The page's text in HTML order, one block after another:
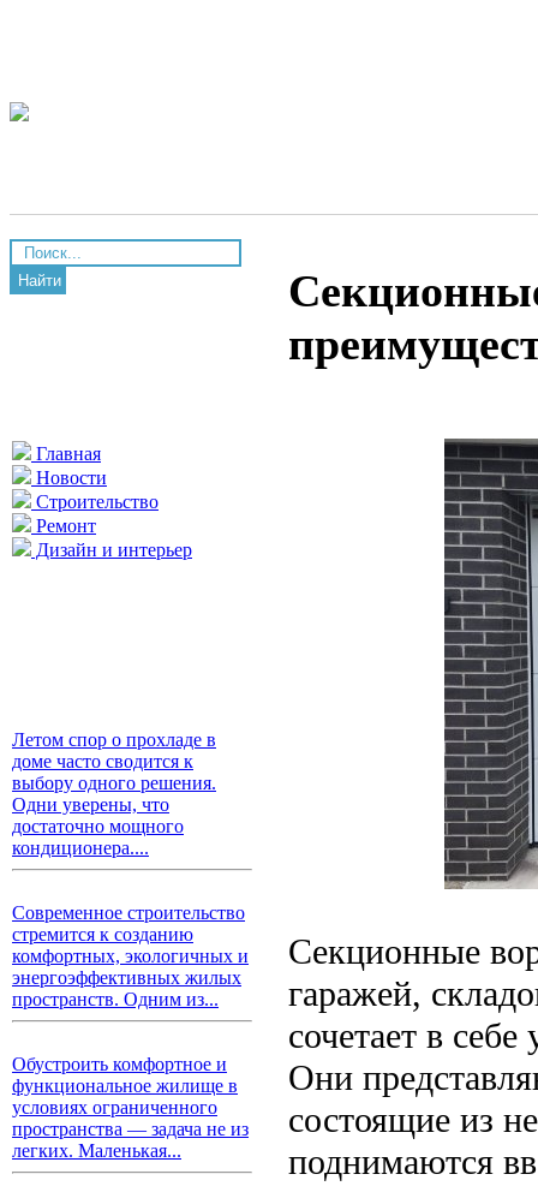
Найти
Главная
Новости
Строительство
Ремонт
Дизайн и интерьер
Летом спор о прохладе в
доме часто сводится к
выбору одного решения.
Одни уверены, что
достаточно мощного
кондиционера....
Современное строительство
стремится к созданию
комфортных, экологичных и
энергоэффективных жилых
пространств. Одним из...
Обустроить комфортное и
функциональное жилище в
условиях ограниченного
пространства — задача не из
легких. Маленькая...
Секционные
гаражей,
сочетает в
Они
состоящие из
поднимаются